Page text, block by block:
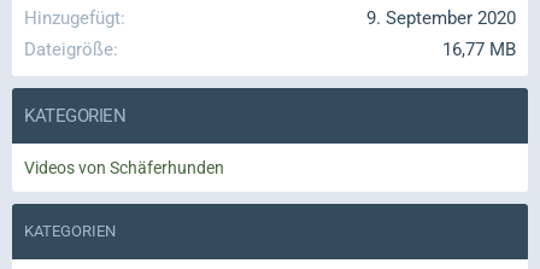
Hinzugefügt
9. September 2020
Dateigröße
16,77 MB
KATEGORIEN
Videos von Schäferhunden
KATEGORIEN